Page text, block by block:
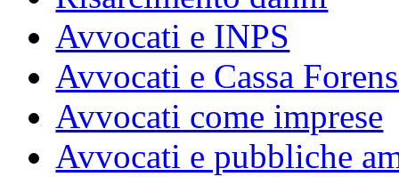
Avvocati e INPS
Avvocati e Cassa
Avvocati come imprese
Avvocati e pubbliche